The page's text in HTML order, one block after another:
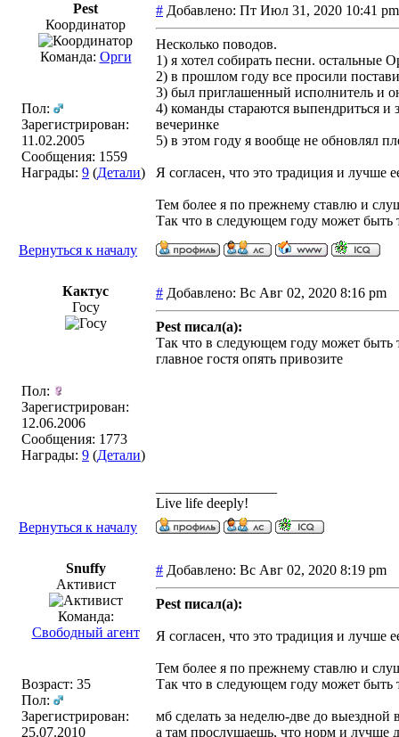
Pest
Координатор
Команда: Орги
Пол:
Зарегистрирован:
11.02.2005
Сообщения: 1559
Награды: 9 (Детали)
# Добавлено: Пт Июл 31, 2020 10:41
Несколько поводов.
1) я хотел собирать песни. остальные
2) в прошлом году все просили
3) был приглашенный исполнитель и
4) команды стараются выпендриться и
вечеринке
5) в этом году я вообще не обновлял
Я согласен, что это традиция и лучше
Тем более я по прежнему ставлю и
Так что в следующем году может быть
Вернуться к началу
Кактус
Госу
Пол:
Зарегистрирован:
12.06.2006
Сообщения: 1773
Награды: 9 (Детали)
# Добавлено: Вс Авг 02, 2020 8:16
Pest писал(а):
Так что в следующем году может быть
главное гостя опять привозите
Live life deeply!
Вернуться к началу
Snuffy
Активист
Команда:
Свободный агент
Возраст: 35
Пол:
Зарегистрирован:
25.07.2010
# Добавлено: Вс Авг 02, 2020 8:19
Pest писал(а):
Я согласен, что это традиция и лучше
Тем более я по прежнему ставлю и
Так что в следующем году может быть
мб сделать за неделю-две до
а там прослушаешь, что норм и лучше